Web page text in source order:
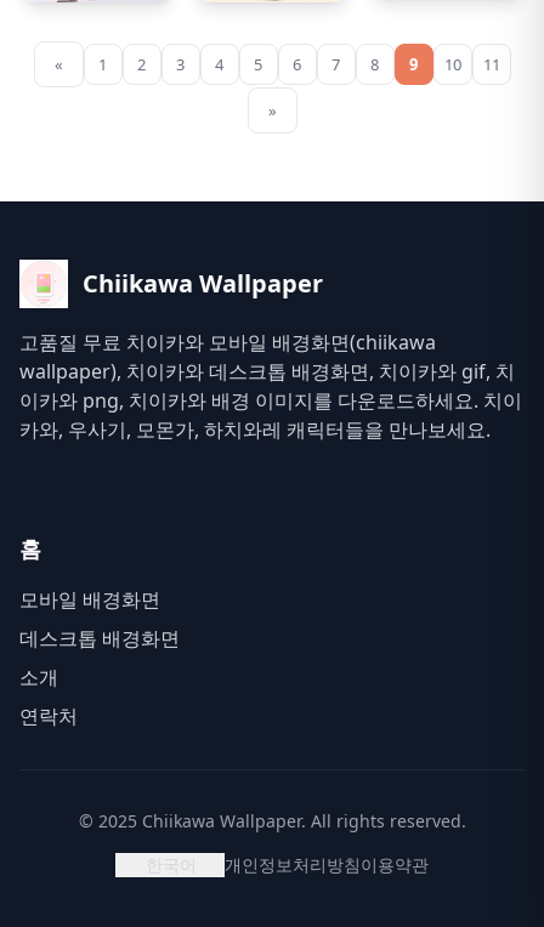
« 1 2 3 4 5 6 7 8 9 10 11
»
Chiikawa Wallpaper
고품질 무료 치이카와 모바일 배경화면(chiikawa
wallpaper), 치이카와 데스크톱 배경화면, 치이카와 gif, 치
이카와 png, 치이카와 배경 이미지를 다운로드하세요. 치이
카와, 우사기, 모몬가, 하치와레 캐릭터들을 만나보세요.
홈
모바일 배경화면
데스크톱 배경화면
소개
연락처
© 2025 Chiikawa Wallpaper. All rights reserved.
한국어
개인정보처리방침이용약관